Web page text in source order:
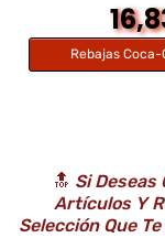
Rebajas Coca-
🔝 Si
Artículos Y
Selección Que